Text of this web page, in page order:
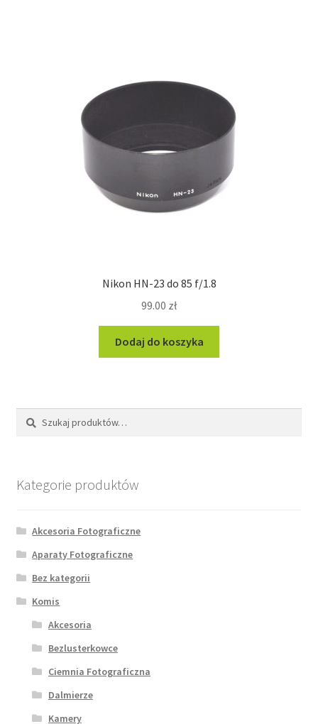
Nikon HN-23 do 85 f/1.8
99.00 zł
Dodaj do koszyka
Szukaj:
Szukaj
Kategorie produktów
Akcesoria Fotograficzne
Aparaty Fotograficzne
Bez kategorii
Komis
Akcesoria
Bezlusterkowce
Ciemnia Fotograficzna
Dalmierze
Kamery